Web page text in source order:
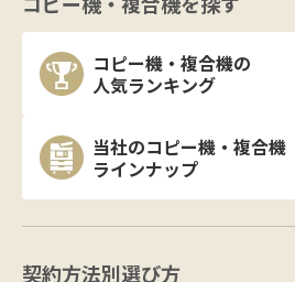
コピー機・複合機の
人気ランキング
当社のコピー機・複合機
ラインナップ
契約方法別選び方